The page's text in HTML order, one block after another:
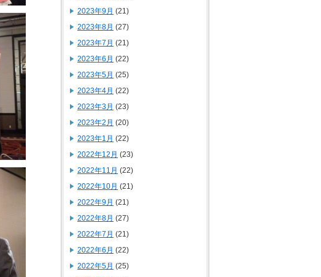
2023年9月 (21)
2023年8月 (27)
2023年7月 (21)
2023年6月 (22)
2023年5月 (25)
2023年4月 (22)
2023年3月 (23)
2023年2月 (20)
2023年1月 (22)
2022年12月 (23)
2022年11月 (22)
2022年10月 (21)
2022年9月 (21)
2022年8月 (27)
2022年7月 (21)
2022年6月 (22)
2022年5月 (25)